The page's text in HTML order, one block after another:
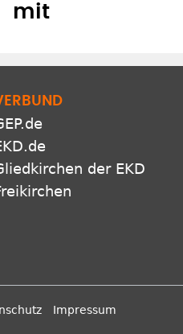
mit
der EKD
Impressum